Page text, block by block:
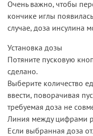
Очень важно, чтобы
кончике иглы
случае, доза инсулина
Установка дозы
Потяните пусковую
сделано.
Выберите количество
ввести, поворачивая
требуемая доза не
Линия между цифрами
Если выбранная доза